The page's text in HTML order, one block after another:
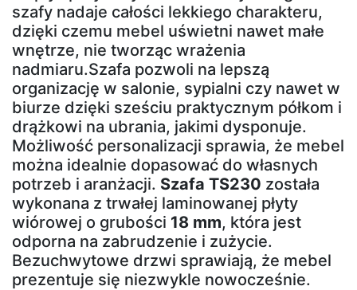
szafy nadaje całości lekkiego charakteru,
dzięki czemu mebel uświetni nawet małe
wnętrze, nie tworząc wrażenia
nadmiaru.Szafa pozwoli na lepszą
organizację w salonie, sypialni czy nawet w
biurze dzięki sześciu praktycznym półkom i
drążkowi na ubrania, jakimi dysponuje.
Możliwość personalizacji sprawia, że mebel
można idealnie dopasować do własnych
potrzeb i aranżacji. Szafa TS230 została
wykonana z trwałej laminowanej płyty
wiórowej o grubości 18 mm, która jest
odporna na zabrudzenie i zużycie.
Bezuchwytowe drzwi sprawiają, że mebel
prezentuje się niezwykle nowocześnie.